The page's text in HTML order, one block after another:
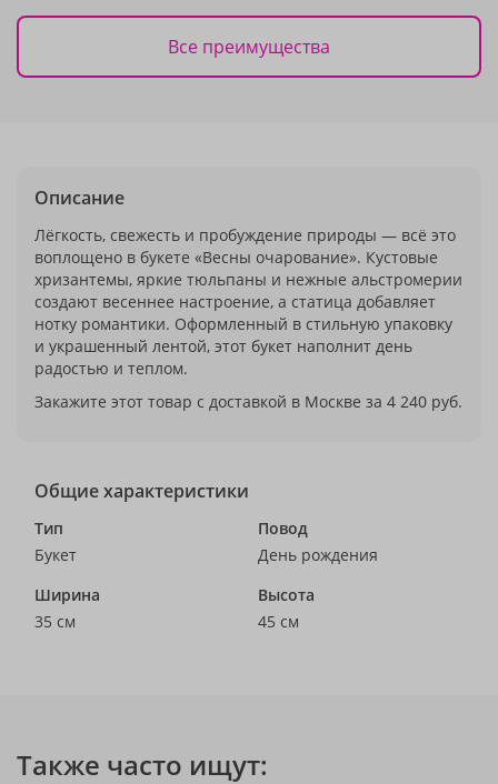
Все преимущества
Описание
Лёгкость, свежесть и пробуждение природы — всё это
воплощено в букете «Весны очарование». Кустовые
хризантемы, яркие тюльпаны и нежные альстромерии
создают весеннее настроение, а статица добавляет
нотку романтики. Оформленный в стильную упаковку
и украшенный лентой, этот букет наполнит день
радостью и теплом.
Закажите этот товар с доставкой в Москве за 4 240 руб.
Общие характеристики
Тип
Букет
Повод
День рождения
Ширина
35 см
Высота
45 см
Также часто ищут: